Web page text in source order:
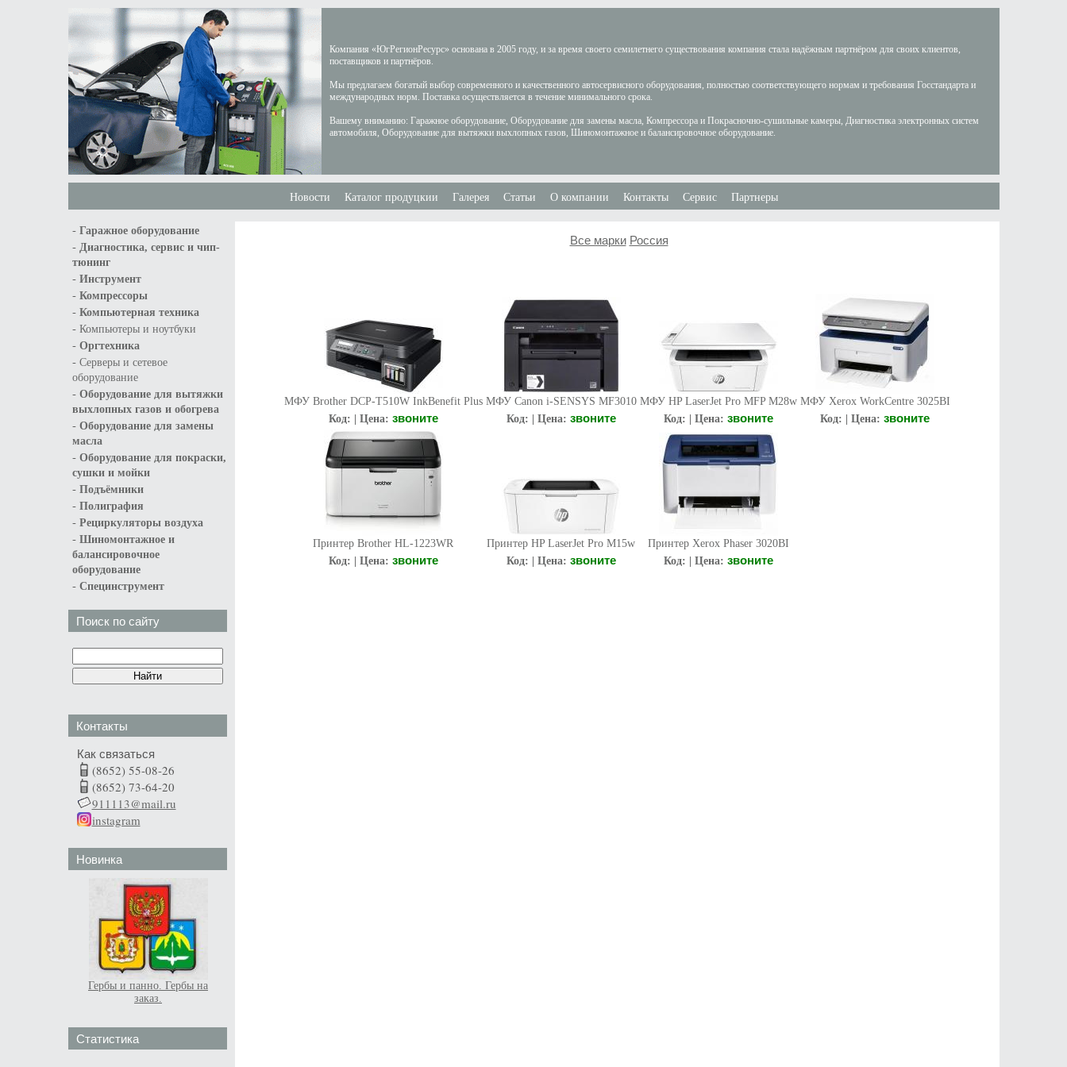
Компания «ЮгРегионРесурс» основана в 2005 году, и за время своего семилетнего существования компания стала надёжным партнёром для своих клиентов,
поставщиков и партнёров.
Мы предлагаем богатый выбор современного и качественного автосервисного оборудования, полностью соответствующего нормам и требования Госстандарта и
международных норм. Поставка осуществляется в течение минимального срока.
Вашему вниманию: Гаражное оборудование, Оборудование для замены масла, Компрессора и Покрасночно-сушильные камеры, Диагностика электронных систем
автомобиля, Оборудование для вытяжки выхлопных газов, Шиномонтажное и балансировочное оборудование.
Новости Каталог продуцкии Галерея Статьи О компании Контакты Сервис Партнеры
- Гаражное оборудование
- Диагностика, сервис и чип-
тюнинг
- Инструмент
- Компрессоры
- Компьютерная техника
- Компьютеры и ноутбуки
- Оргтехника
- Серверы и сетевое
оборудование
- Оборудование для вытяжки
выхлопных газов и обогрева
- Оборудование для замены
масла
- Оборудование для покраски,
сушки и мойки
- Подъёмники
- Полиграфия
- Рециркуляторы воздуха
- Шиномонтажное и
балансировочное
оборудование
- Специнструмент
Поиск по сайту
Контакты
Как связаться
(8652) 55-08-26
(8652) 73-64-20
911113@mail.ru
instagram
Новинка
Гербы и панно. Гербы на
заказ.
Статистика
Все марки Россия
МФУ Brother DCP-T510W InkBenefit Plus
Код: | Цена: звоните
МФУ Canon i-SENSYS MF3010
Код: | Цена: звоните
МФУ HP LaserJet Pro MFP M28w
Код: | Цена: звоните
МФУ Xerox WorkCentre 3025BI
Код: | Цена: звоните
Принтер Brother HL-1223WR
Код: | Цена: звоните
Принтер HP LaserJet Pro M15w
Код: | Цена: звоните
Принтер Xerox Phaser 3020BI
Код: | Цена: звоните